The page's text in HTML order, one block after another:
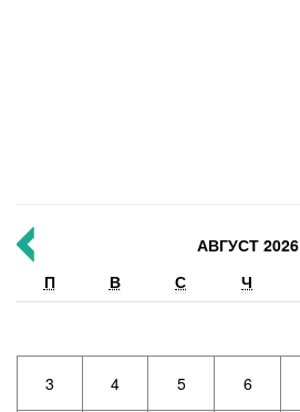
АВГУСТ 2026
П
В С Ч
3 4 5 6